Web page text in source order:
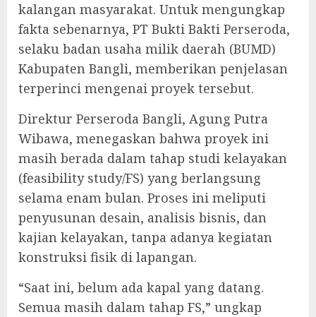
kalangan masyarakat. Untuk mengungkap
fakta sebenarnya, PT Bukti Bakti Perseroda,
selaku badan usaha milik daerah (BUMD)
Kabupaten Bangli, memberikan penjelasan
terperinci mengenai proyek tersebut.
Direktur Perseroda Bangli, Agung Putra
Wibawa, menegaskan bahwa proyek ini
masih berada dalam tahap studi kelayakan
(feasibility study/FS) yang berlangsung
selama enam bulan. Proses ini meliputi
penyusunan desain, analisis bisnis, dan
kajian kelayakan, tanpa adanya kegiatan
konstruksi fisik di lapangan.
“Saat ini, belum ada kapal yang datang.
Semua masih dalam tahap FS,” ungkap